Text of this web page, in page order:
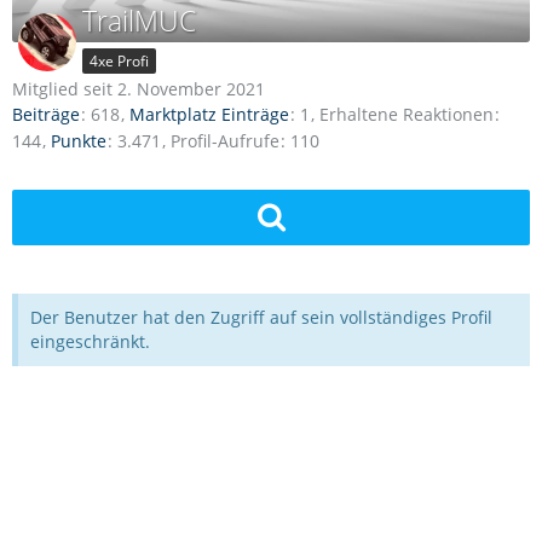
TrailMUC
4xe Profi
Mitglied seit 2. November 2021
Beiträge 618 Marktplatz Einträge 1
Erhaltene Reaktionen
144 Punkte 3.471 Profil-Aufrufe 110
Der Benutzer hat den Zugriff auf sein vollständiges Profil
eingeschränkt.